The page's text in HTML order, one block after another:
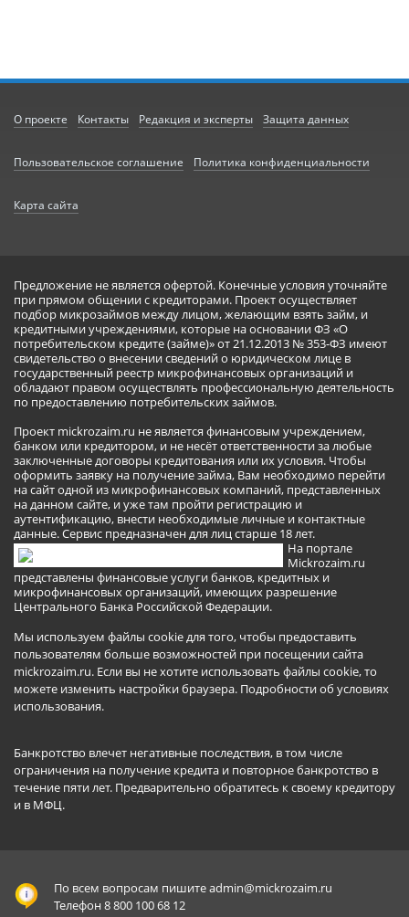
О проекте Контакты Редакция и эксперты Защита данных
Пользовательское соглашение Политика конфиденциальности
Карта сайта
Предложение не является офертой. Конечные условия уточняйте
при прямом общении с кредиторами. Проект осуществляет
подбор микрозаймов между лицом, желающим взять займ, и
кредитными учреждениями, которые на основании ФЗ «О
потребительском кредите (займе)» от 21.12.2013 № 353-ФЗ имеют
свидетельство о внесении сведений о юридическом лице в
государственный реестр микрофинансовых организаций и
обладают правом осуществлять профессиональную деятельность
по предоставлению потребительских займов.
Проект mickrozaim.ru не является финансовым учреждением,
банком или кредитором, и не несёт ответственности за любые
заключенные договоры кредитования или их условия. Чтобы
оформить заявку на получение займа, Вам необходимо перейти
на сайт одной из микрофинансовых компаний, представленных
на данном сайте, и уже там пройти регистрацию и
аутентификацию, внести необходимые личные и контактные
данные. Сервис предназначен для лиц старше 18 лет.
На портале
Mickrozaim.ru
представлены финансовые услуги банков, кредитных и
микрофинансовых организаций, имеющих разрешение
Центрального Банка Российской Федерации.
Мы используем файлы cookie для того, чтобы предоставить
пользователям больше возможностей при посещении сайта
mickrozaim.ru. Если вы не хотите использовать файлы cookie, то
можете изменить настройки браузера. Подробности об условиях
использования.
Банкротство влечет негативные последствия, в том числе
ограничения на получение кредита и повторное банкротство в
течение пяти лет. Предварительно обратитесь к своему кредитору
и в МФЦ.
По всем вопросам пишитеadmin@mickrozaim.ru
Телефон 8 800 100 68 12